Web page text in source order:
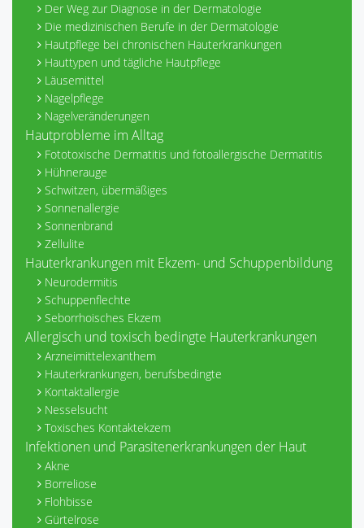
Der Weg zur Diagnose in der Dermatologie
Die medizinischen Berufe in der Dermatologie
Hautpflege bei chronischen Hauterkrankungen
Hauttypen und tägliche Hautpflege
Läusemittel
Nagelpflege
Nagelveränderungen
Hautprobleme im Alltag
Fototoxische Dermatitis und fotoallergische Dermatitis
Hühnerauge
Schwitzen, übermäßiges
Sonnenallergie
Sonnenbrand
Zellulite
Hauterkrankungen mit Ekzem- und Schuppenbildung
Neurodermitis
Schuppenflechte
Seborrhoisches Ekzem
Allergisch und toxisch bedingte Hauterkrankungen
Arzneimittelexanthem
Hauterkrankungen, berufsbedingte
Kontaktallergie
Nesselsucht
Toxisches Kontaktekzem
Infektionen und Parasitenerkrankungen der Haut
Akne
Borreliose
Flohbisse
Gürtelrose